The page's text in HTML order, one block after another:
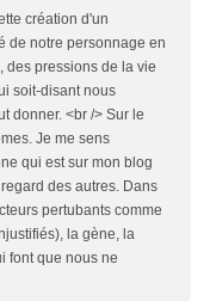
création d'un
de notre personnage en
des pressions de la vie
soit-disant nous
donner. <br /> Sur le
Je me sens
qui est sur mon blog
des autres. Dans
pertubants comme
la gène, la
font que nous ne